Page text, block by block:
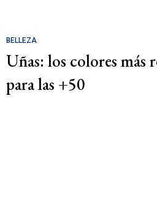
BELLEZA
Uñas: los colores más
para las +50